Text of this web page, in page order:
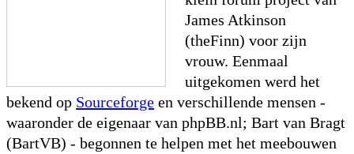
James Atkinson
(theFinn) voor zijn
vrouw. Eenmaal
uitgekomen werd het
bekend op Sourceforge en verschillende mensen -
waaronder de eigenaar van phpBB.nl; Bart van Bragt
(BartVB) - begonnen te helpen met het meebouwen